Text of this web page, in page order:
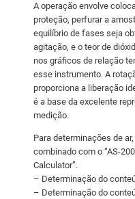
A operação envolve
proteção, perfurar a
equilíbrio de fases seja
agitação, e o teor de
nos gráficos de relação
esse instrumento. A
proporciona a liberação
é a base da excelente
medição.
Para determinações de
combinado com o “AS-
Calculator”.
– Determinação do
– Determinação do